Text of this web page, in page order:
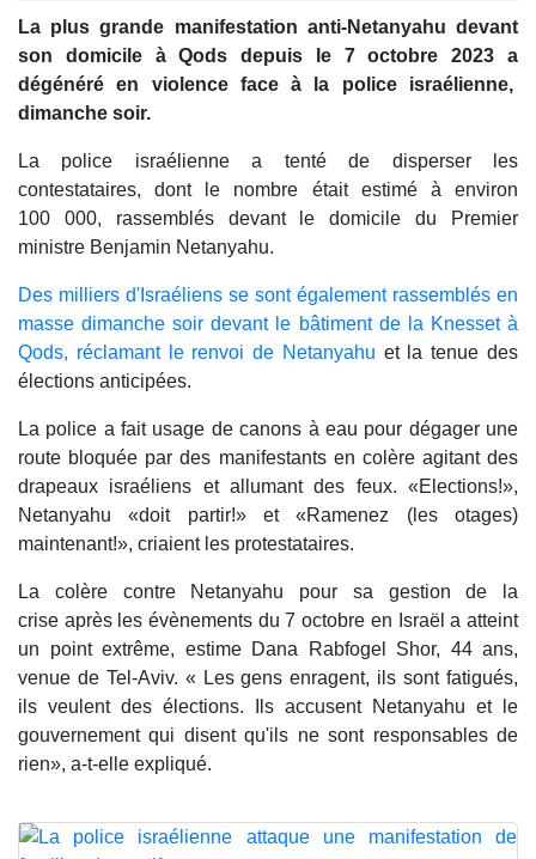
La plus grande manifestation anti-Netanyahu devant
son domicile à Qods depuis le 7 octobre 2023 a
dégénéré en violence face à la police israélienne,
dimanche soir.
La police israélienne a tenté de disperser les
contestataires, dont le nombre était estimé à environ
100 000, rassemblés devant le domicile du Premier
ministre Benjamin Netanyahu.
Des milliers d'Israéliens se sont également rassemblés en
masse dimanche soir devant le bâtiment de la Knesset à
Qods, réclamant le renvoi de Netanyahu et la tenue des
élections anticipées.
La police a fait usage de canons à eau pour dégager une
route bloquée par des manifestants en colère agitant des
drapeaux israéliens et allumant des feux. «Elections!»,
Netanyahu «doit partir!» et «Ramenez (les otages)
maintenant!», criaient les protestataires.
La colère contre Netanyahu pour sa gestion de la
crise après les évènements du 7 octobre en Israël a atteint
un point extrême, estime Dana Rabfogel Shor, 44 ans,
venue de Tel-Aviv. « Les gens enragent, ils sont fatigués,
ils veulent des élections. Ils accusent Netanyahu et le
gouvernement qui disent qu'ils ne sont responsables de
rien», a-t-elle expliqué.